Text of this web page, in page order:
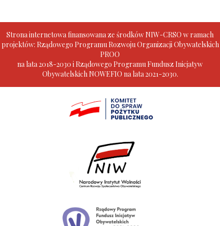
Strona internetowa finansowana ze środków NIW-CRSO w ramach
projektów: Rządowego Programu Rozwoju Organizacji Obywatelskich
PROO
na lata 2018-2030 i Rządowego Programu Fundusz Inicjatyw
Obywatelskich NOWEFIO na lata 2021-2030.